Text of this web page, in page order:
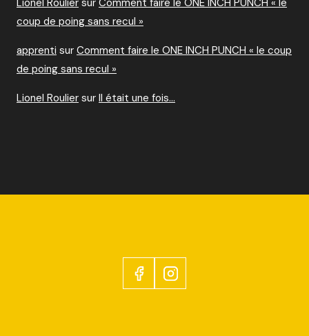
coup de poing sans recul »
apprenti sur Comment faire le ONE INCH PUNCH « le coup
de poing sans recul »
Lionel Roulier sur Il était une fois…